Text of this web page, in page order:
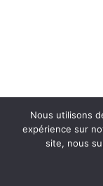
Nous utilisons
expérience sur
site, nous